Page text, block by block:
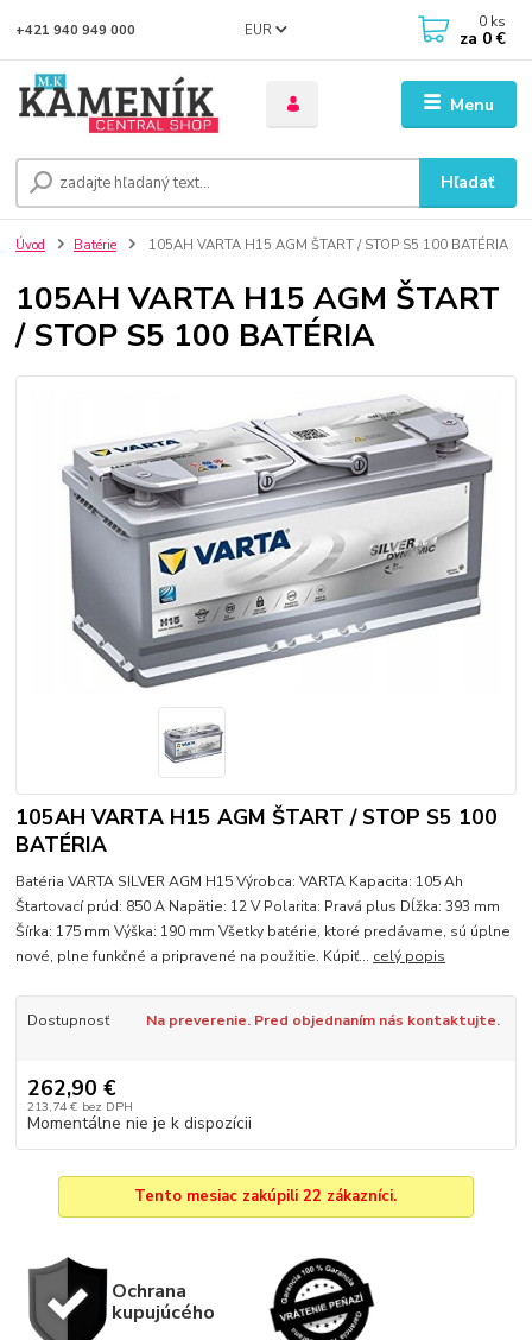
Menu
EUR
Hľadať
+421 940 949 000 0 ks
za 0 €
Úvod Batérie 105AH VARTA H15 AGM ŠTART / STOP S5 100 BATÉRIA
105AH VARTA H15 AGM ŠTART
/ STOP S5 100 BATÉRIA
105AH VARTA H15 AGM ŠTART / STOP S5 100
BATÉRIA
Batéria VARTA SILVER AGM H15 Výrobca: VARTA Kapacita: 105 Ah
Štartovací prúd: 850 A Napätie: 12 V Polarita: Pravá plus Dĺžka: 393 mm
Šírka: 175 mm Výška: 190 mm Všetky batérie, ktoré predávame, sú úplne
nové, plne funkčné a pripravené na použitie. Kúpiť... celý popis
Dostupnosť Na preverenie. Pred objednaním nás kontaktujte.
262,90 €
213,74 € bez DPH
Momentálne nie je k dispozícii
Tento mesiac zakúpili 22 zákazníci.
Ochrana
kupujúcého